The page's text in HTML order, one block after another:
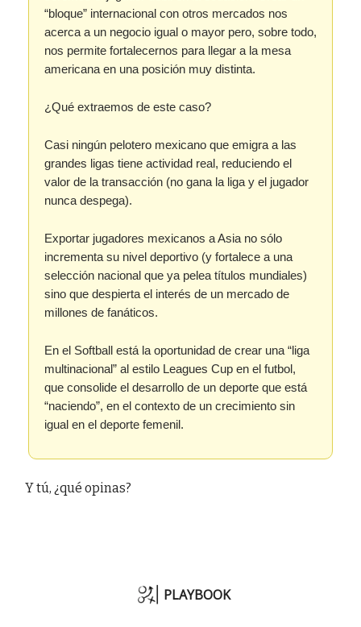
“bloque” internacional con otros mercados nos
acerca a un negocio igual o mayor pero, sobre todo,
nos permite fortalecernos para llegar a la mesa
americana en una posición muy distinta.
¿Qué extraemos de este caso?
Casi ningún pelotero mexicano que emigra a las
grandes ligas tiene actividad real, reduciendo el
valor de la transacción (no gana la liga y el jugador
nunca despega).
Exportar jugadores mexicanos a Asia no sólo
incrementa su nivel deportivo (y fortalece a una
selección nacional que ya pelea títulos mundiales)
sino que despierta el interés de un mercado de
millones de fanáticos.
En el Softball está la oportunidad de crear una “liga
multinacional” al estilo Leagues Cup en el futbol,
que consolide el desarrollo de un deporte que está
“naciendo”, en el contexto de un crecimiento sin
igual en el deporte femenil.
Y tú, ¿qué opinas?
PLAYBOOK